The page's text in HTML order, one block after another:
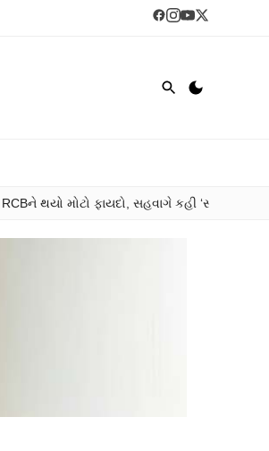
સહવાગે કહી ‘સ્માર્ટ પ્લાનિંગ’ ●